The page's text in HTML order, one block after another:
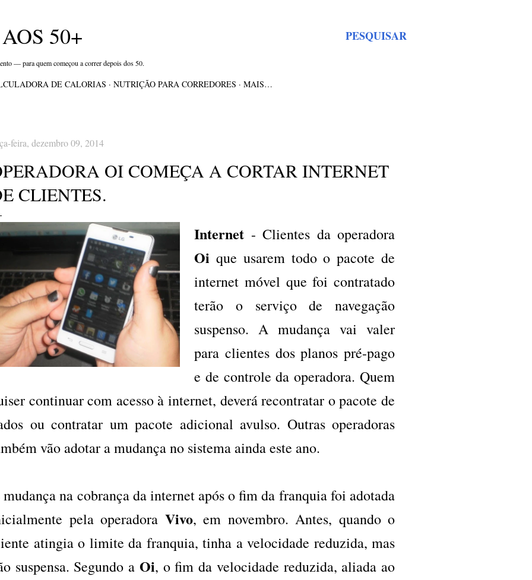
PESQUISAR
50+
— para quem começou a correr depois dos 50.
DE CALORIAS NUTRIÇÃO PARA CORREDORES MAIS…
feira, dezembro 09, 2014
OI COMEÇA A CORTAR INTERNET
CLIENTES.
Internet - Clientes da operadora
Oi que usarem todo o pacote de
internet móvel que foi contratado
terão o serviço de navegação
suspenso. A mudança vai valer
para clientes dos planos pré-pago
e de controle da operadora. Quem
continuar com acesso à internet, deverá recontratar o pacote de
ou contratar um pacote adicional avulso. Outras operadoras
vão adotar a mudança no sistema ainda este ano.
na cobrança da internet após o fim da franquia foi adotada
pela operadora Vivo, em novembro. Antes, quando o
atingia o limite da franquia, tinha a velocidade reduzida, mas
suspensa. Segundo a Oi, o fim da velocidade reduzida, aliada ao